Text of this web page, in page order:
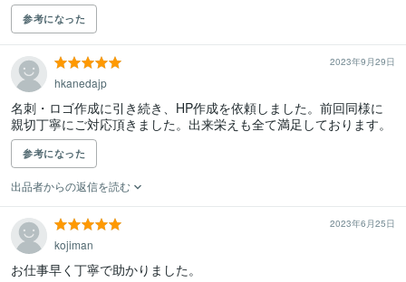
参考になった
2023年9月29日
hkanedajp
名刺・ロゴ作成に引き続き、HP作成を依頼しました。前回同様に
親切丁寧にご対応頂きました。出来栄えも全て満足しております。
参考になった
出品者からの返信を読む
2023年6月25日
kojiman
お仕事早く丁寧で助かりました。